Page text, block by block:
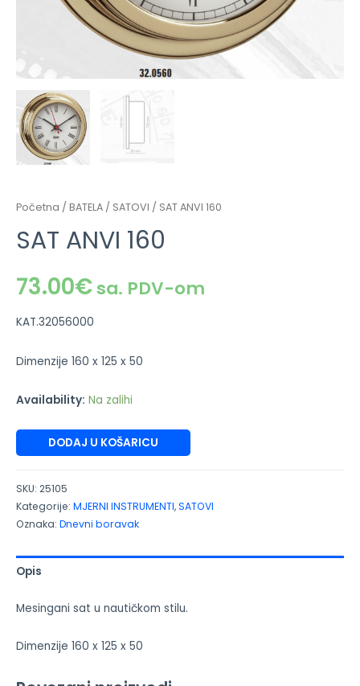
Početna / BATELA / SATOVI / SAT ANVI 160
SAT ANVI 160
73.00€sa. PDV-om
KAT.32056000
Dimenzije 160 x 125 x 50
Availability: Na zalihi
DODAJ U KOŠARICU
SKU: 25105
Kategorije: MJERNI INSTRUMENTI,SATOVI
Oznaka: Dnevni boravak
Opis
Mesingani sat u nautičkom stilu.
Dimenzije 160 x 125 x 50